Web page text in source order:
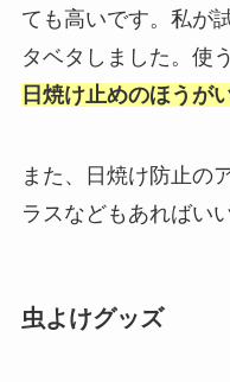
ても高いです。私が
タベタしました。使
日焼け止めのほうが
また、日焼け防止の
ラスなどもあればい
虫よけグッズ